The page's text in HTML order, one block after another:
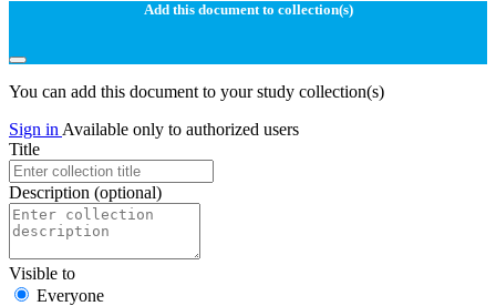
Add this document to collection(s)
You can add this document to your study collection(s)
Sign in Available only to authorized users
Title
Description (optional)
Visible to
Everyone